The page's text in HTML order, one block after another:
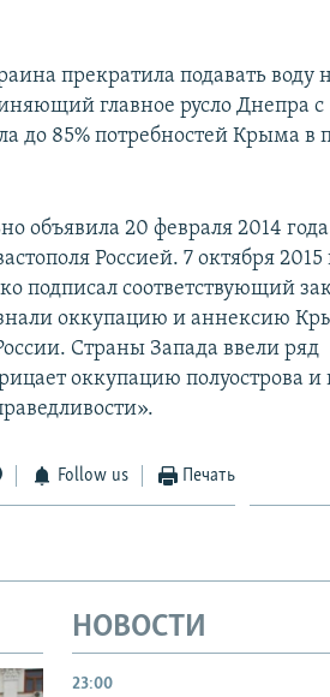
прекратила подавать воду
главное русло Днепра с
до 85% потребностей Крыма в
объявила 20 февраля 2014
Россией. 7 октября 2015
подписал соответствующий
оккупацию и аннексию
Страны Запада ввели ряд
оккупацию полуострова и
Follow us Печать
НОВОСТИ
23:00